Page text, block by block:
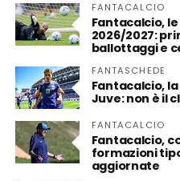
FANTACALCIO
Fantacalcio,
2026/2027:
ballottaggi e
FANTASCHEDE
Fantacalcio,
Juve: non è il
FANTACALCIO
Fantacalcio,
formazioni
aggiornate